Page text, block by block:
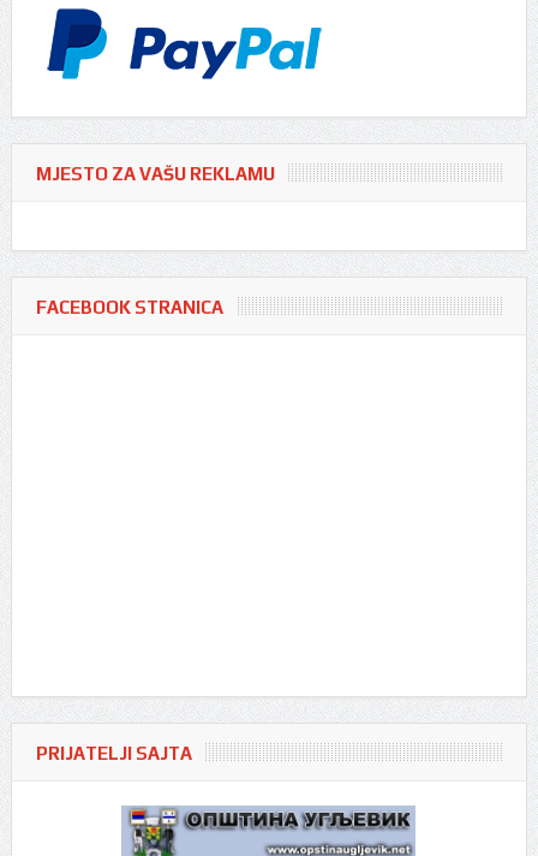
MJESTO ZA VAŠU REKLAMU
FACEBOOK STRANICA
PRIJATELJI SAJTA